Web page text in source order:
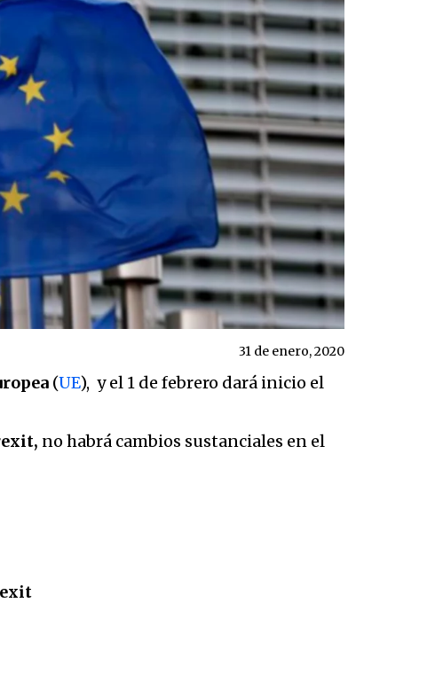
31 de enero, 2020
(UE), y el 1 de febrero dará inicio el
no habrá cambios sustanciales en el